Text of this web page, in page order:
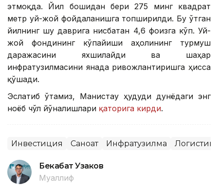
этмоқда. Йил бошидан бери 275 минг квадрат
метр уй-жой фойдаланишга топширилди. Бу ўтган
йилнинг шу даврига нисбатан 4,6 фоизга кўп. Уй-
жой фондининг кўпайиши аҳолининг турмуш
даражасини яхшилайди ва шаҳар
инфратузилмасини янада ривожлантиришга ҳисса
қўшади.
Эслатиб ўтамиз, Манғистау ҳудуди дунёдаги энг
ноёб чўл йўналишлари қаторига кирди.
Инвестиция Саноат Инфратузилма Логистика
Бекабат Узаков
Муаллиф